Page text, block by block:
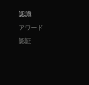
認識
アワード
認証